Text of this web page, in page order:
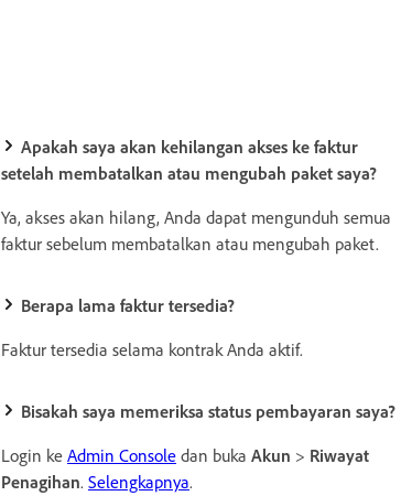
Apakah saya akan kehilangan akses ke faktur
setelah membatalkan atau mengubah paket saya?
Ya, akses akan hilang, Anda dapat mengunduh semua
faktur sebelum membatalkan atau mengubah paket.
Berapa lama faktur tersedia?
Faktur tersedia selama kontrak Anda aktif.
Bisakah saya memeriksa status pembayaran saya?
Login ke Admin Consoledan buka Akun > Riwayat
Penagihan. Selengkapnya.